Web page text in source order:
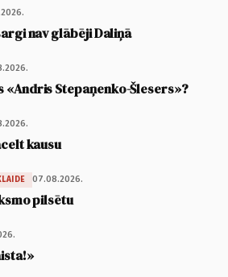
nav glābēji Daliņā
«Andris Stepaņenko-Šlesers»?
kausu
07.08.2026.
pilsētu